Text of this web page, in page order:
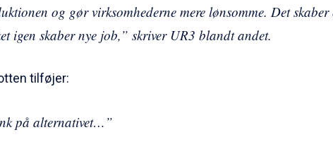
og gør virksomhederne mere lønsomme. Det skaber
igen skaber nye job,” skriver UR3 blandt andet.
tilføjer:
på alternativet…”